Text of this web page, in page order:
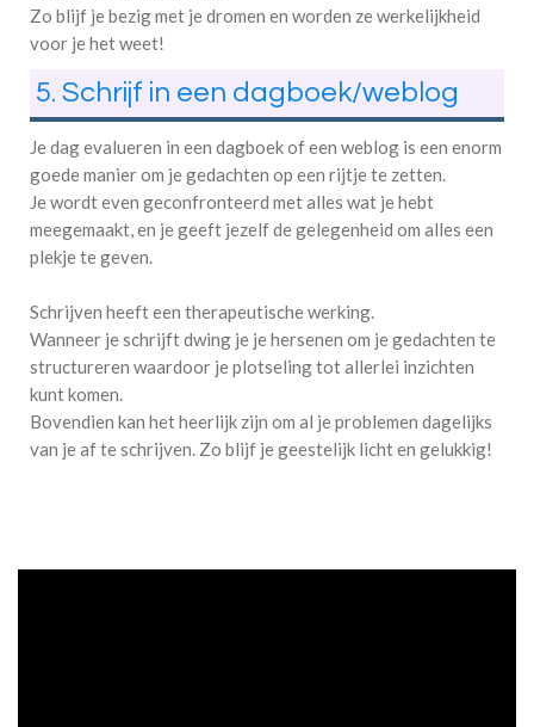
Zo blijf je bezig met je dromen en worden ze werkelijkheid
voor je het weet!
5. Schrijf in een dagboek/weblog
Je dag evalueren in een dagboek of een weblog is een enorm
goede manier om je gedachten op een rijtje te zetten.
Je wordt even geconfronteerd met alles wat je hebt
meegemaakt, en je geeft jezelf de gelegenheid om alles een
plekje te geven.
Schrijven heeft een therapeutische werking.
Wanneer je schrijft dwing je je hersenen om je gedachten te
structureren waardoor je plotseling tot allerlei inzichten
kunt komen.
Bovendien kan het heerlijk zijn om al je problemen dagelijks
van je af te schrijven. Zo blijf je geestelijk licht en gelukkig!